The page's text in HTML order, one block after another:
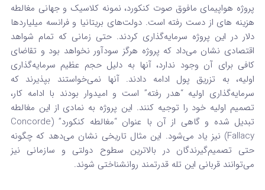
پروژه هواپیمای مافوق صوت کنکورد، نمونه کلاسیک و جهانی مغالطه
هزینه های از دست رفته است.دولت‌های بریتانیا و فرانسه میلیاردها
دلار در این پروژه سرمایه‌گذاری کردند. حتی زمانی که تمام شواهد
اقتصادی نشان می‌داد که پروژه هرگز سودآور نخواهد بود و تقاضای
کافی برای آن وجود ندارد، آنها به دلیل حجم عظیم سرمایه‌گذاری
اولیه، به تزریق پول ادامه دادند.آنها نمی‌خواستند بپذیرند که
سرمایه‌گذاری اولیه “هدر رفته” است و امیدوار بودند با ادامه کار،
تصمیم اولیه خود را توجیه کنند. این پروژه به نمادی از این مغالطه
تبدیل شده و گاهی از آن با عنوان “مغالطه کنکورد” (Concorde
Fallacy) نیز یاد می‌شود.
این مثال تاریخی نشان می‌دهد که چگونه
حتی تصمیم‌گیرندگان در بالاترین سطوح دولتی و سازمانی نیز
می‌توانند قربانی این تله قدرتمند روانشناختی شوند.